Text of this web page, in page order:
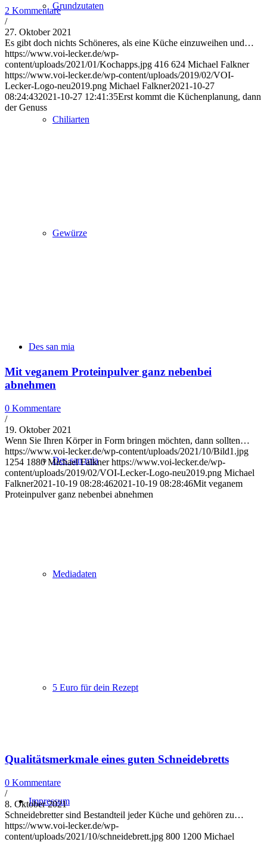
Grundzutaten
Chiliarten
Gewürze
Des san mia
Des san mia
Mediadaten
5 Euro für dein Rezept
Impressum
2 Kommentare
/
27. Oktober 2021
Es gibt doch nichts Schöneres, als eine Küche einzuweihen und…
https://www.voi-lecker.de/wp-
content/uploads/2021/01/Kochapps.jpg 416 624 Michael Falkner
https://www.voi-lecker.de/wp-content/uploads/2019/02/VOI-
Lecker-Logo-neu2019.png Michael Falkner2021-10-27
08:24:432021-10-27 12:41:35Erst kommt die Küchenplanung, dann
der Genuss
Mit veganem Proteinpulver ganz nebenbei
abnehmen
0 Kommentare
/
19. Oktober 2021
Wenn Sie Ihren Körper in Form bringen möchten, dann sollten…
https://www.voi-lecker.de/wp-content/uploads/2021/10/Bild1.jpg
1254 1880 Michael Falkner https://www.voi-lecker.de/wp-
content/uploads/2019/02/VOI-Lecker-Logo-neu2019.png Michael
Falkner2021-10-19 08:28:462021-10-19 08:28:46Mit veganem
Proteinpulver ganz nebenbei abnehmen
Qualitätsmerkmale eines guten Schneidebretts
0 Kommentare
/
8. Oktober 2021
Schneidebretter sind Bestandteil jeder Küche und gehören zu…
https://www.voi-lecker.de/wp-
content/uploads/2021/10/schneidebrett.jpg 800 1200 Michael